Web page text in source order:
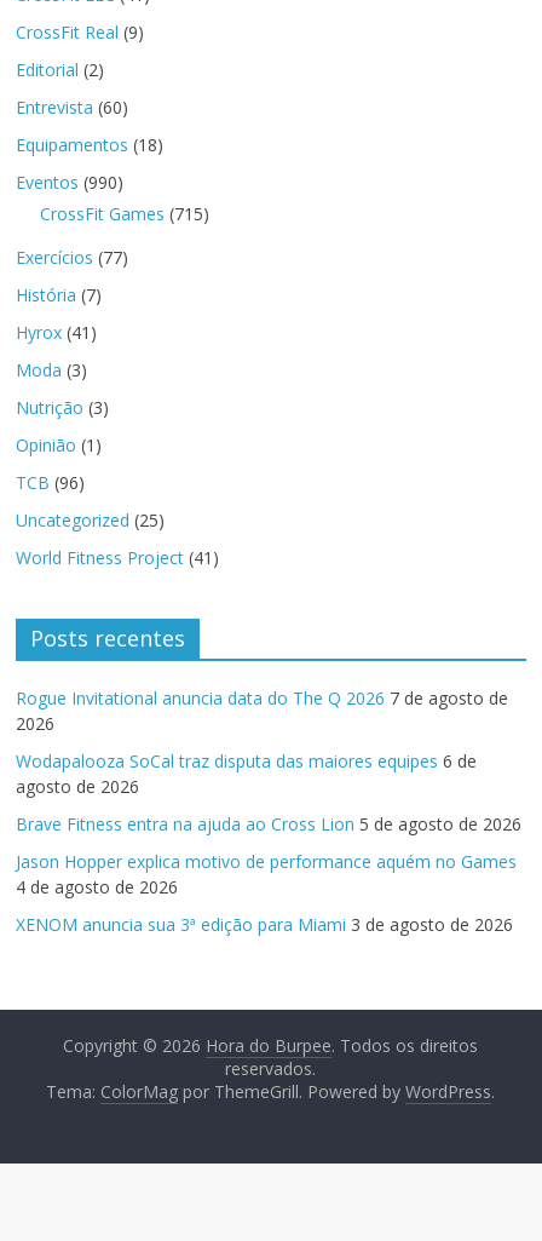
CrossFit Real (9)
Editorial (2)
Entrevista (60)
Equipamentos (18)
Eventos (990)
CrossFit Games (715)
Exercícios (77)
História (7)
Hyrox (41)
Moda (3)
Nutrição (3)
Opinião (1)
TCB (96)
Uncategorized (25)
World Fitness Project (41)
Posts recentes
Rogue Invitational anuncia data do The Q 2026 7 de agosto de
2026
Wodapalooza SoCal traz disputa das maiores equipes 6 de
agosto de 2026
Brave Fitness entra na ajuda ao Cross Lion 5 de agosto de 2026
Jason Hopper explica motivo de performance aquém no Games
4 de agosto de 2026
XENOM anuncia sua 3ª edição para Miami 3 de agosto de 2026
Copyright © 2026 Hora do Burpee. Todos os direitos
reservados.
Tema: ColorMag por ThemeGrill. Powered byWordPress.